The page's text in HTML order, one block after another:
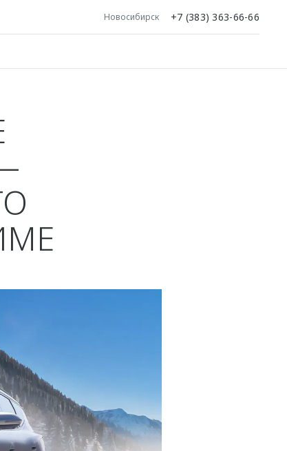
Новосибирск +7 (383) 363-66-66